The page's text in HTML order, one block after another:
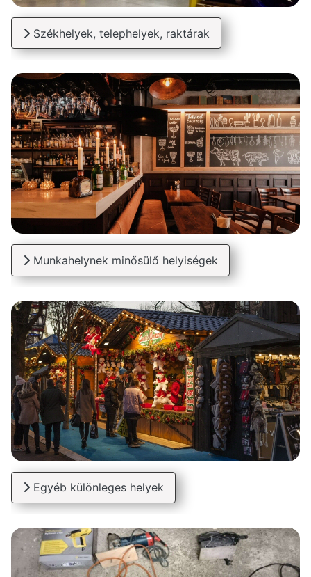
Székhelyek, telephelyek, raktárak
Munkahelynek minősülő helyiségek
Egyéb különleges helyek